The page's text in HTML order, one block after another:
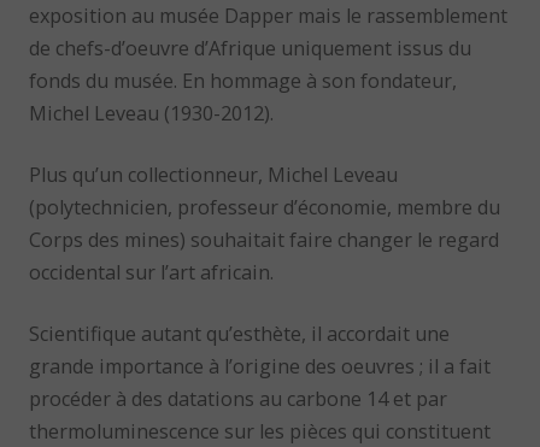
exposition au musée Dapper mais le rassemblement
de chefs-d’oeuvre d’Afrique uniquement issus du
fonds du musée. En hommage à son fondateur,
Michel Leveau (1930-2012).
Plus qu’un collectionneur, Michel Leveau
(polytechnicien, professeur d’économie, membre du
Corps des mines) souhaitait faire changer le regard
occidental sur l’art africain.
Scientifique autant qu’esthète, il accordait une
grande importance à l’origine des oeuvres ; il a fait
procéder à des datations au carbone 14 et par
thermoluminescence sur les pièces qui constituent